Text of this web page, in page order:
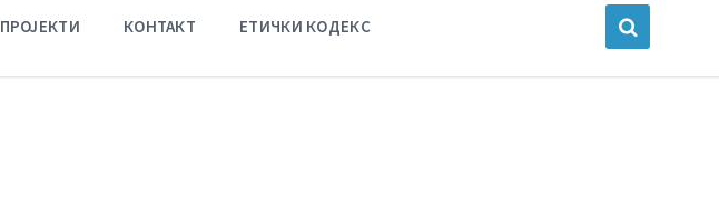
ПРОЈЕКТИ КОНТАКТ ЕТИЧКИ КОДЕКС